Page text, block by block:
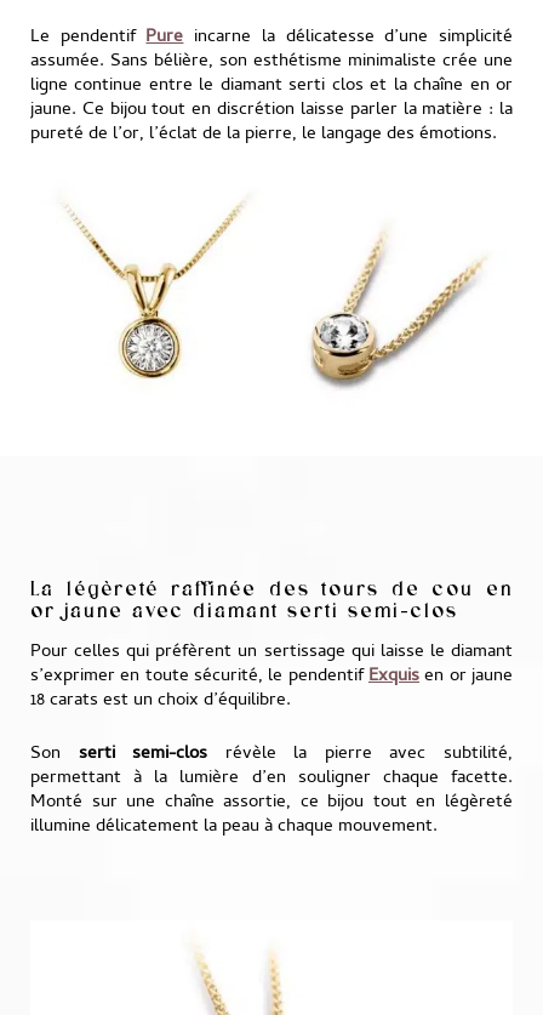
Le pendentifPureincarne la délicatesse d’une simplicité
assumée. Sans bélière, son esthétisme minimaliste crée une
ligne continue entre le diamant serti clos et la chaîne en or
jaune. Ce bijou tout en discrétion laisse parler la matière : la
pureté de l’or, l’éclat de la pierre, le langage des émotions.
La légèreté raffinée des tours de cou en
or jaune avec diamant serti semi-clos
Pour celles qui préfèrent un sertissage qui laisse le diamant
s’exprimer en toute sécurité, le pendentifExquisen or jaune
18 carats est un choix d’équilibre.
Son serti semi-clos révèle la pierre avec subtilité,
permettant à la lumière d’en souligner chaque facette.
Monté sur une chaîne assortie, ce bijou tout en légèreté
illumine délicatement la peau à chaque mouvement.